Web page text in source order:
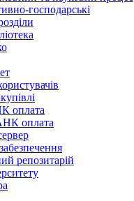
господарські
оплата
репозитарій